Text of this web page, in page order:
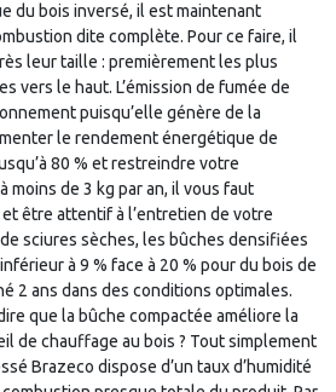
du bois inversé, il est maintenant
dite complète. Pour ce faire, il
leur taille : premièrement les plus
vers le haut. L’émission de fumée de
puisqu’elle génère de la
le rendement énergétique de
80 % et restreindre votre
moins de 3 kg par an, il vous faut
être attentif à l’entretien de votre
sciures sèches, les bûches densifiées
à 9 % face à 20 % pour du bois de
2 ans dans des conditions optimales.
que la bûche compactée améliore la
de chauffage au bois ? Tout simplement
Brazeco dispose d’un taux d’humidité